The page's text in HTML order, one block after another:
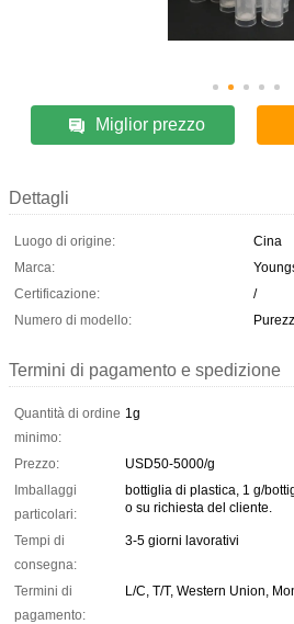
Miglior prezzo
Dettagli
Luogo di origine:
Cina
Marca:
Certificazione:
/
Numero di modello:
Termini di pagamento e spedizione
Quantità di ordine
minimo:
1g
Prezzo:
USD50-5000/g
Imballaggi
particolari:
bottiglia di plastica, 1 g/
o su richiesta del cliente.
Tempi di
consegna:
3-5 giorni lavorativi
Termini di
pagamento:
L/C, T/T, Western Union,